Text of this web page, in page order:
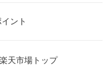
ント
楽天市場トップ